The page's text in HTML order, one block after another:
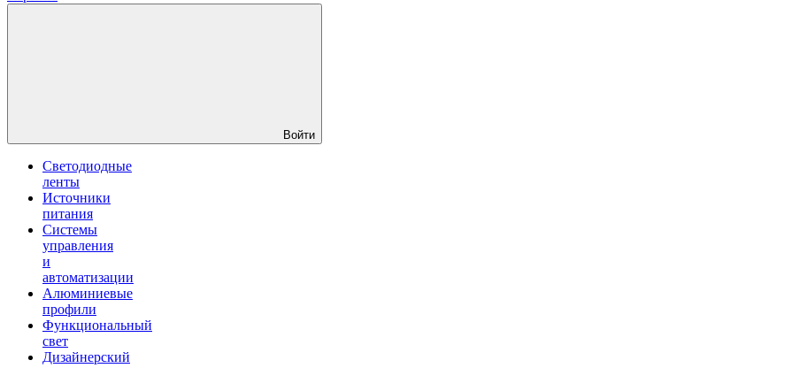
Войти
Светодиодные
ленты
Источники
питания
Системы
управления
и
автоматизации
Алюминиевые
профили
Функциональный
свет
Дизайнерский